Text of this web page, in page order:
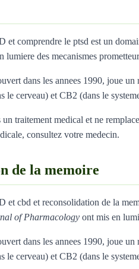
et comprendre le ptsd est un
lumiere des mecanismes
dans les annees 1990, joue
le cerveau) et CB2 (dans le
traitement medical et ne
consultez votre medecin.
de la memoire
et cbd et reconsolidation de la
of Pharmacology ont mis en
dans les annees 1990, joue
le cerveau) et CB2 (dans le